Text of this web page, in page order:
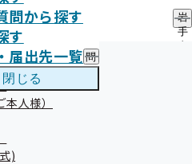
問から探す
す
届出先一覧 問
い
閉じる
ご案内
岩
手
入者ご本人様）
人様）
)
！「いわて健
お願いします